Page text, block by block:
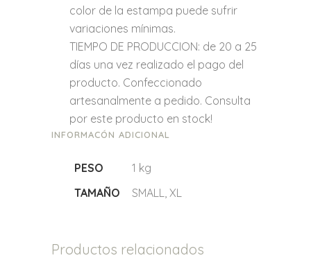
color de la estampa puede sufrir
variaciones mínimas.
TIEMPO DE PRODUCCION: de 20 a 25
días una vez realizado el pago del
producto. Confeccionado
artesanalmente a pedido. Consulta
por este producto en stock!
INFORMACÓN ADICIONAL
PESO
1 kg
TAMAÑO
SMALL, XL
Productos relacionados